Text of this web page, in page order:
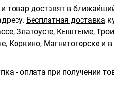
товар доставят в
Бесплатная доставка
Златоусте, Кыштыме,
Коркино, Магнитогорске и в
- оплата при получении